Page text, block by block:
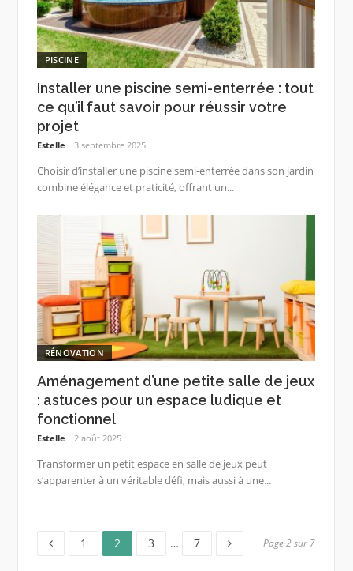
PISCINE
Installer une piscine semi-enterrée : tout
ce qu’il faut savoir pour réussir votre
projet
Estelle 3 septembre 2025
Choisir d’installer une piscine semi-enterrée dans son jardin
combine élégance et praticité, offrant un...
RÉNOVATION
Aménagement d’une petite salle de jeux
: astuces pour un espace ludique et
fonctionnel
Estelle 2 août 2025
Transformer un petit espace en salle de jeux peut
s’apparenter à un véritable défi, mais aussi à une...
Pagination
Page
1 Page
2 Page
3 … Page
7 Page 2 sur 7